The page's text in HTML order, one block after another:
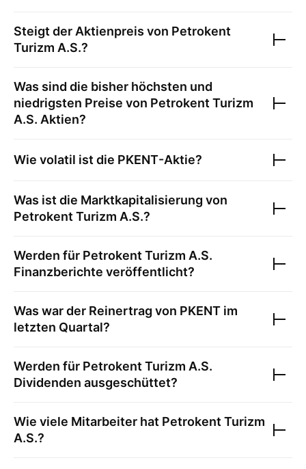
Steigt der Aktienpreis von Petrokent
Turizm A.S.?
Was sind die bisher höchsten und
niedrigsten Preise von Petrokent Turizm
A.S. Aktien?
Wie volatil ist die PKENT-Aktie?
Was ist die Marktkapitalisierung von
Petrokent Turizm A.S.?
Werden für Petrokent Turizm A.S.
Finanzberichte veröffentlicht?
Was war der Reinertrag von PKENT im
letzten Quartal?
Werden für Petrokent Turizm A.S.
Dividenden ausgeschüttet?
Wie viele Mitarbeiter hat Petrokent Turizm
A.S.?